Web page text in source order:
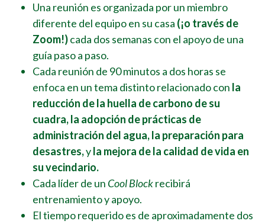
Una reunión es organizada por un miembro
diferente del equipo en su casa (¡o través de
Zoom!)cada dos semanas con el apoyo de una
guía paso a paso.
Cada reunión de 90 minutos a dos horas se
enfoca en un tema distinto relacionado con la
reducción de la huella de carbono de su
cuadra, la adopción de prácticas de
administración del agua, la preparación para
desastres,yla mejora de la calidad de vida en
su vecindario.
Cada líder de un Cool Blockrecibirá
entrenamiento y apoyo.
El tiempo requerido es de aproximadamente dos